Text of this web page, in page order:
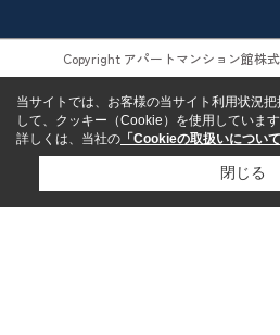
Copyright アパートマンション館株
当サイトでは、お客様の当サイト利用状況
して、クッキー（Cookie）を使用しています
詳しくは、当社の 「Cookieの取扱いについて
閉じる